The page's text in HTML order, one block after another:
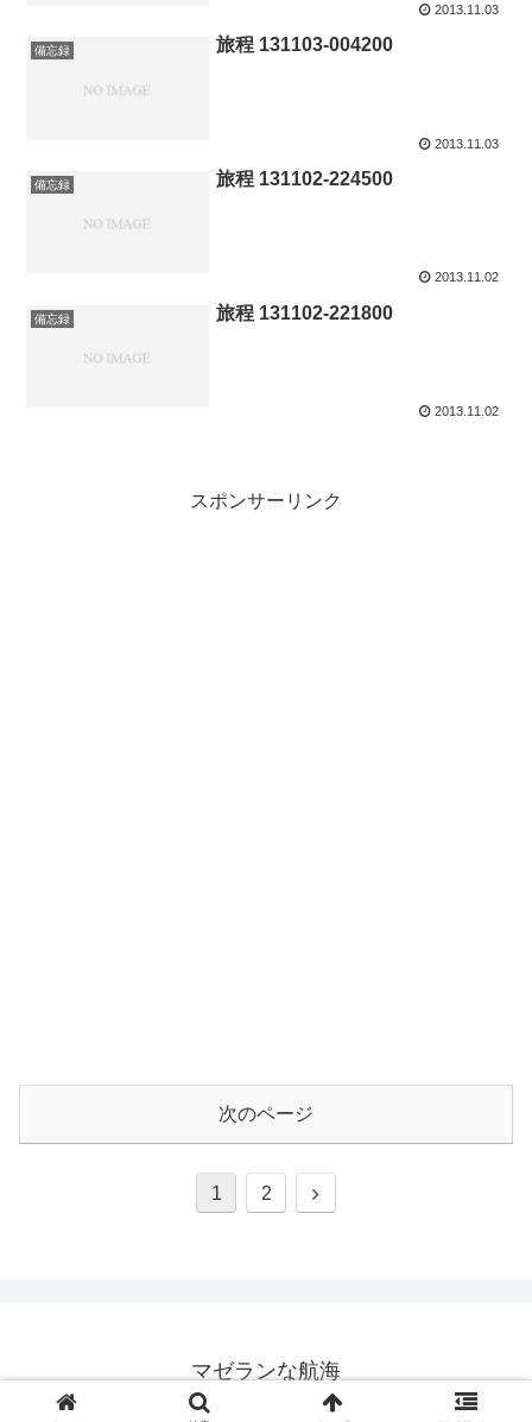
2013.11.03
備忘録 旅程 131103-004200
2013.11.03
備忘録 旅程 131102-224500
2013.11.02
備忘録 旅程 131102-221800
2013.11.02
スポンサーリンク
次のページ
1 2
次
マゼランな航海
© 2008 マゼランな航海.